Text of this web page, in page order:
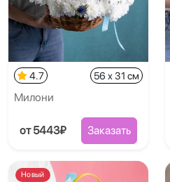
4.7 56 x 31 см
Милони
от 5443₽ Заказать
Новый